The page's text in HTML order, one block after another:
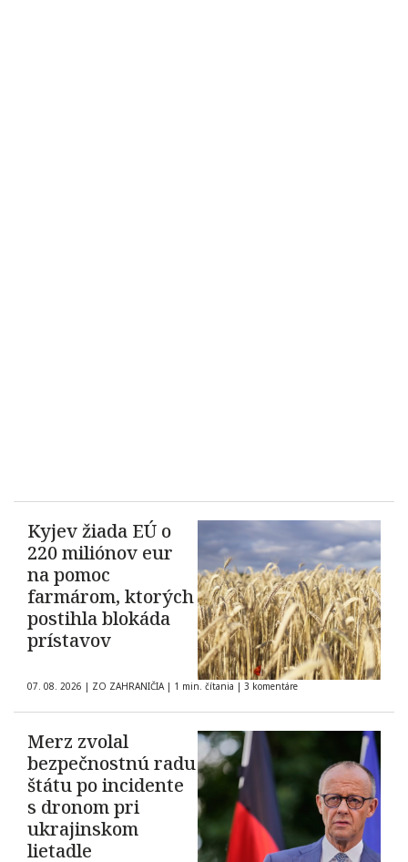
Kyjev žiada EÚ o
220 miliónov eur
na pomoc
farmárom, ktorých
postihla blokáda
prístavov
07. 08. 2026 | ZO ZAHRANIČIA | 1 min. čítania | 3 komentáre
Merz zvolal
bezpečnostnú radu
štátu po incidente
s dronom pri
ukrajinskom
lietadle